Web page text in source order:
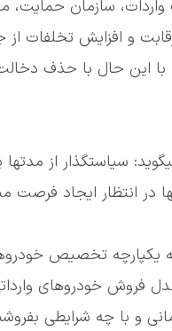
واردات، سازمان
و افزایش تخلفات از
این حال با حذف دخالت
سیاستگذار از
در انتظار ایجاد فرصت
یکپارچه تخصیص
فروش خودروهای
و با چه شرایطی